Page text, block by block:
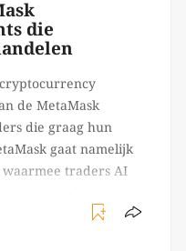
die
de MetaMask
die graag hun
gaat namelijk
traders AI
uitvoeren van